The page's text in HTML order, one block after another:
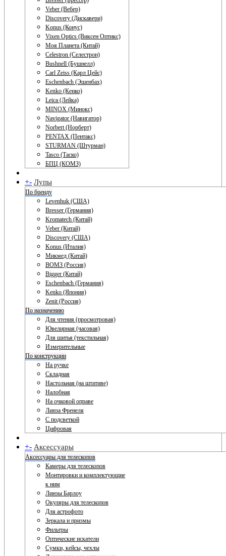
Veber (Вебер)
Discovery (Дискавери)
Konus (Конус)
Vixen Optics (Виксен Оптикс)
Моя Планета (Китай)
Celestron (Селестрон)
Bushnell (Бушнелл)
Carl Zeiss (Карл Цейс)
Eschenbach (Эшенбах)
Kenko (Кенко)
Leica (Лейка)
MINOX (Минокс)
Navigator (Навигатор)
Norbert (Норберт)
PENTAX (Пентакс)
STURMAN (Штурман)
Tasco (Таско)
БПЦ (КОМЗ)
+- Лупы
По бренду
Levenhuk (США)
Bresser (Германия)
Kromatech (Китай)
Veber (Китай)
Discovery (США)
Konus (Италия)
Микмед (Китай)
ВОМЗ (Россия)
Bigger (Китай)
Eschenbach (Германия)
Kenko (Япония)
Zenit (Россия)
По назначению
Для чтения (просмотровая)
Ювелирная (часовая)
Для шитья (текстильная)
Измерительные
По конструкции
На ручке
Складная
Настольная (на штативе)
Налобная
На очковой оправе
Линза Френеля
С подсветкой
Цифровая
+- Аксессуары
Аксессуары для телескопов
Камеры для телескопов
Монтировки и комплектующие
к ним
Линзы Барлоу
Окуляры для телескопов
Для астрофото
Зеркала и призмы
Фильтры
Оптические искатели
Сумки, кейсы, чехлы